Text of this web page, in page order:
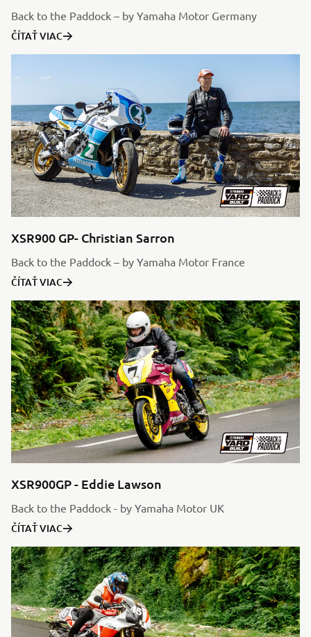
Back to the Paddock – by Yamaha Motor Germany
ČÍTAŤ VIAC
XSR900 GP- Christian Sarron
Back to the Paddock – by Yamaha Motor France
ČÍTAŤ VIAC
XSR900GP - Eddie Lawson
Back to the Paddock - by Yamaha Motor UK
ČÍTAŤ VIAC